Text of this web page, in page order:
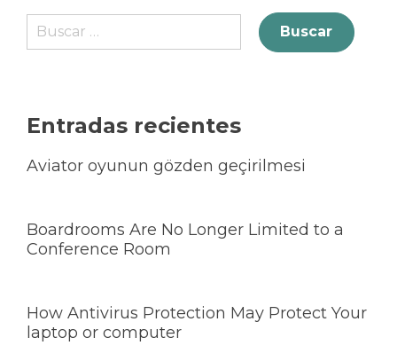
Entradas recientes
Aviator oyunun gözden geçirilmesi
Boardrooms Are No Longer Limited to a
Conference Room
How Antivirus Protection May Protect Your
laptop or computer